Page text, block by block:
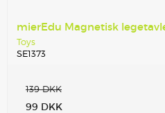
mierEdu Magnetisk
Toys
SE1373
139 DKK
99 DKK